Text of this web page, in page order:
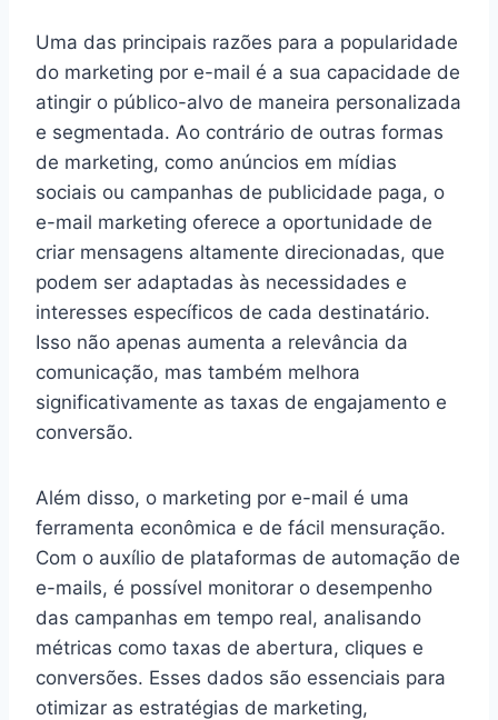
Uma das principais razões para a popularidade
do marketing por e-mail é a sua capacidade de
atingir o público-alvo de maneira personalizada
e segmentada. Ao contrário de outras formas
de marketing, como anúncios em mídias
sociais ou campanhas de publicidade paga, o
e-mail marketing oferece a oportunidade de
criar mensagens altamente direcionadas, que
podem ser adaptadas às necessidades e
interesses específicos de cada destinatário.
Isso não apenas aumenta a relevância da
comunicação, mas também melhora
significativamente as taxas de engajamento e
conversão.
Além disso, o marketing por e-mail é uma
ferramenta econômica e de fácil mensuração.
Com o auxílio de plataformas de automação de
e-mails, é possível monitorar o desempenho
das campanhas em tempo real, analisando
métricas como taxas de abertura, cliques e
conversões. Esses dados são essenciais para
otimizar as estratégias de marketing,